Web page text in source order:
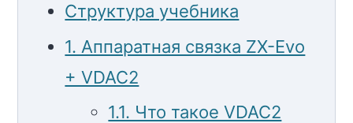
Структура учебника
1. Аппаратная связка ZX-Evo
+ VDAC2
1.1. Что такое VDAC2